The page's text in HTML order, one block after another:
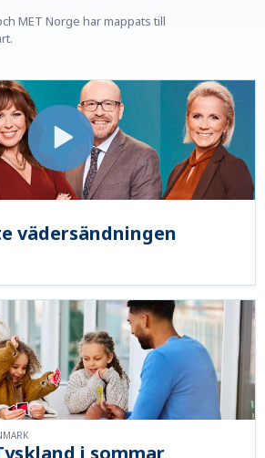
MET Norge har mappats till
vädersändningen